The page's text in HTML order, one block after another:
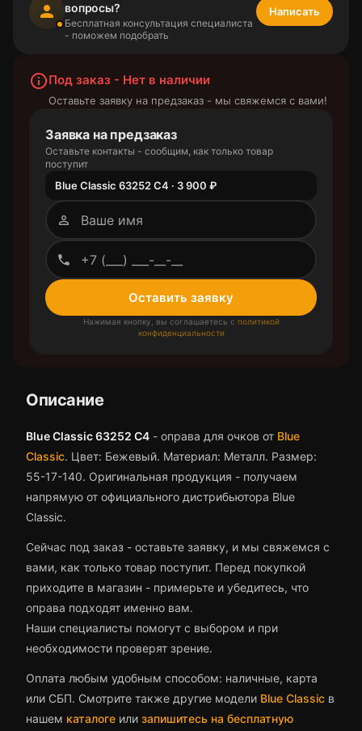
person
вопросы?
Бесплатная консультация специалиста
- поможем подобрать
Написать
info_outlineПод заказ - Нет в наличии
Оставьте заявку на предзаказ - мы свяжемся с вами!
Заявка на предзаказ
Оставьте контакты - сообщим, как только товар
поступит
Blue Classic 63252 C4 · 3 900 ₽
person_outline
phone_outlined
Оставить заявку
Нажимая кнопку, вы соглашаетесь с политикой
конфиденциальности
Описание
Blue Classic 63252 C4 - оправа для очков от Blue
Classic. Цвет: Бежевый. Материал: Металл. Размер:
55-17-140. Оригинальная продукция - получаем
напрямую от официального дистрибьютора Blue
Classic.
Сейчас под заказ - оставьте заявку, и мы свяжемся с
вами, как только товар поступит. Перед покупкой
приходите в магазин - примерьте и убедитесь, что
оправа подходят именно вам.
Наши специалисты помогут с выбором и при
необходимости проверят зрение.
Оплата любым удобным способом: наличные, карта
или СБП. Смотрите также другие модели Blue Classic в
нашем каталоге или запишитесь на бесплатную